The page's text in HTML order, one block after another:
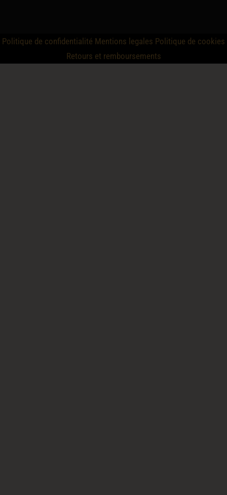
Politique de confidentialité Mentions legales Politique de cookies
Retours et remboursements